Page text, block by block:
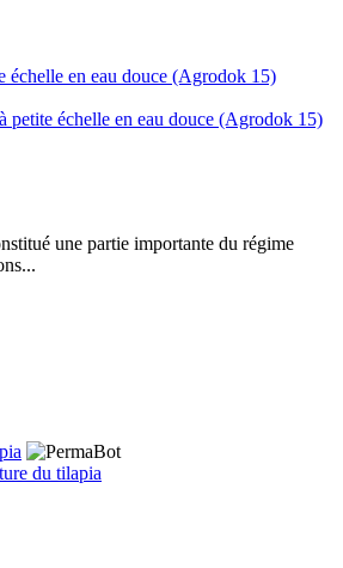
petite échelle en eau douce (Agrodok 15)
une partie importante du régime
du tilapia